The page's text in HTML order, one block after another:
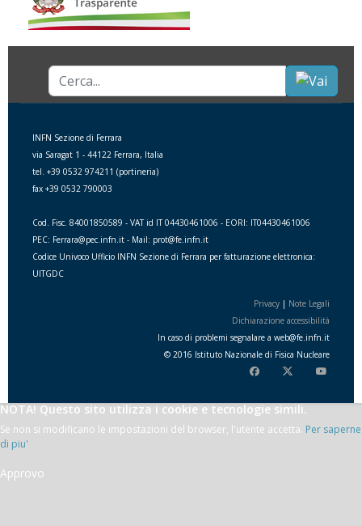
Cerca...
INFN Sezione di Ferrara
via Saragat 1 - 44122 Ferrara, Italia
tel. +39 0532 974211 (portineria)
fax +39 0532 790003
Cod. Fisc. 84001850589 - VAT id IT 04430461006 - EORI: IT04430461006
PEC: Ferrara@pec.infn.it - Mail: prot@fe.infn.it
Codice Univoco Ufficio INFN Sezione di Ferrara per fatturazione elettronica:
UITGDC
Privacy | Note Legali
Dichiarazione accessibilità
In caso di problemi segnalare a web@fe.infn.it
© 2016 Istituto Nazionale di Fisica Nucleare
NOTA! Questo sito utilizza i cookie e tecnologie simili.
Se non si modificano le impostazioni del browser, l'utente accetta. Per saperne
di piu'
Approvo